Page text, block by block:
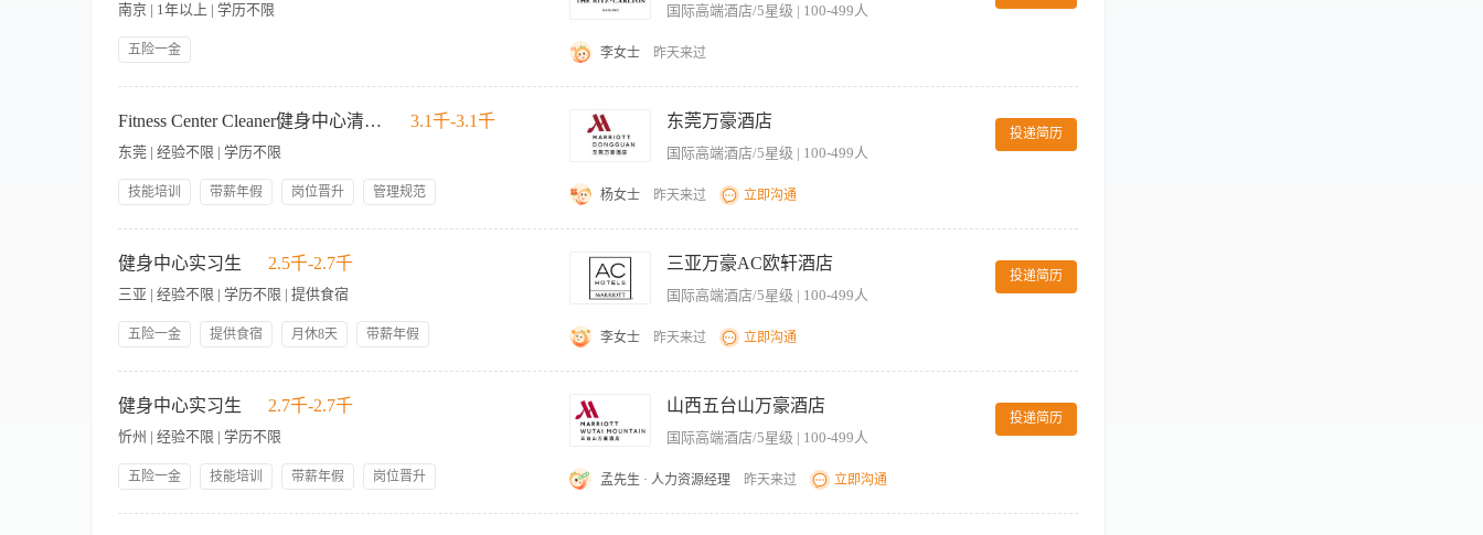
Engineering for preventative maintenance and proper equipment care to limit downtime; report malfunctions promptly and accurately. 与工程部配合进行预防性保养及设备正确使用
stop, dumbbell rack stability); report abnormalities immediately. 每日营业前检查泳池地面防滑（清理积水）及健身房器材安全（如跑步机急停、哑铃架稳定性），发现异常
day. 团队协作确保泳池及健身房高效运营；确保每日结束时按流程闭店。 Talent Profile 能力&技能需求： Acquire working experience in hotel/resort(preferably luxury
brands). 拥有酒店工作经验(特别是奢华品牌的酒店)。 Have professional training in hospitality industry. 接受过酒店专业的培训。 Able to communicate in Mandarin or English
fluently. 能够流畅的使用普通话或英语进行对话。 Having good communication skills. 良好的沟通能力。 Able to operate basic computer skills. 正确应用基本电脑系统。
Minimum 1 years Gym experience for international luxury brands or affiliated five-star hotels. 拥有至少1年及以上国际奢华品牌或联号五星级酒店健身房工作经验。
南京 | 1年以上 | 学历不限
五险一金
国际高端酒店/5星级 | 100-499人
李女士 昨天来过
和健身中心; 4.帮助或指引客人到他们要去的地方或安排好的一些项目; 5.始终留意和保持储备间、毛巾区的干净和整洁等。
Fitness Center Cleaner健身中心清洁员 3.1千-3.1千
东莞 | 经验不限 | 学历不限
技能培训 带薪年假 岗位晋升
管理规范
东莞万豪酒店
国际高端酒店/5星级 | 100-499人
投递简历
杨女士 昨天来过 立即沟通
室、淋浴间、卫生间，除毛发水垢，定时消杀。 4. 及时补给毛巾、纸巾、洗手液、饮用水等客用消耗品。 5. 分类清点脏布草，统一送至布草房并做好交接登记。 6.
及时处理地面水渍，放置防滑警示牌，防范客人滑倒。 7. 巡查场地设施，发现器械破损、漏水等问题立即上报主管。 8. 礼貌回应客人简单咨询，文明作业，不打扰宾
客锻炼。 9. 营业结束后完成全场深度清洁、死角清理，填写交接班记录。 10. 保管清洁工具药剂，节约物料，服从安排完成临时工作。
健身中心实习生 2.5千-2.7千
三亚 | 经验不限 | 学历不限 | 提供食宿
五险一金 提供食宿 月休8天
带薪年假
三亚万豪AC欧轩酒店
国际高端酒店/5星级 | 100-499人
投递简历
李女士 昨天来过 立即沟通
括器械维护、环境卫生管理及设备安全检查。 2、热情接待并引导宾客正确使用健身器材，提供基础指导及安全提示。 3、协助组织并参与酒店组织的健身活动或课
程，维护活动秩序。 4、及时处理宾客关于健身设施的咨询与需求，做好记录并向上级反馈。 5、配合完成每日客流量统计、物资盘点及交接班工作。 【岗位要求】
1、具备良好服务意识与沟通能力。 2、工作认真负责，具备团队协作精神，能适应轮班制工作安排。
健身中心实习生 2.7千-2.7千
忻州 | 经验不限 | 学历不限
五险一金 技能培训 带薪年假
岗位晋升
山西五台山万豪酒店
国际高端酒店/5星级 | 100-499人
投递简历
孟先生 · 人力资源经理 昨天来过 立即沟通